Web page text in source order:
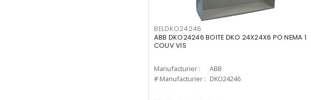
BELDKO24246
ABB DKO24246 BOITE DKO 24X24X6 PO NEMA 1
COUV VIS
Manufacturier :
ABB
# Manufacturier : DKO24246